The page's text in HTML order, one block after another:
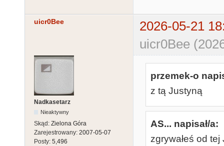
uicr0Bee
2026-05-21
uicr0Bee
Nadkasetarz
Nieaktywny
Skąd: Zielona Góra
Zarejestrowany: 2007-05-07
Posty: 5,496
przemek-o
z tą Justyną
AS... napisał/a:
zgrywałeś od tej